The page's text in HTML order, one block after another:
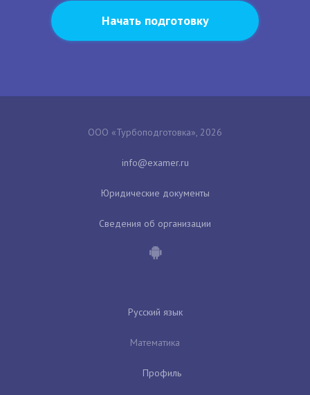
Начать подготовку
ООО «Турбоподготовка», 2026
Юридические документы
Сведения об организации
Русский язык
Математика
Профиль